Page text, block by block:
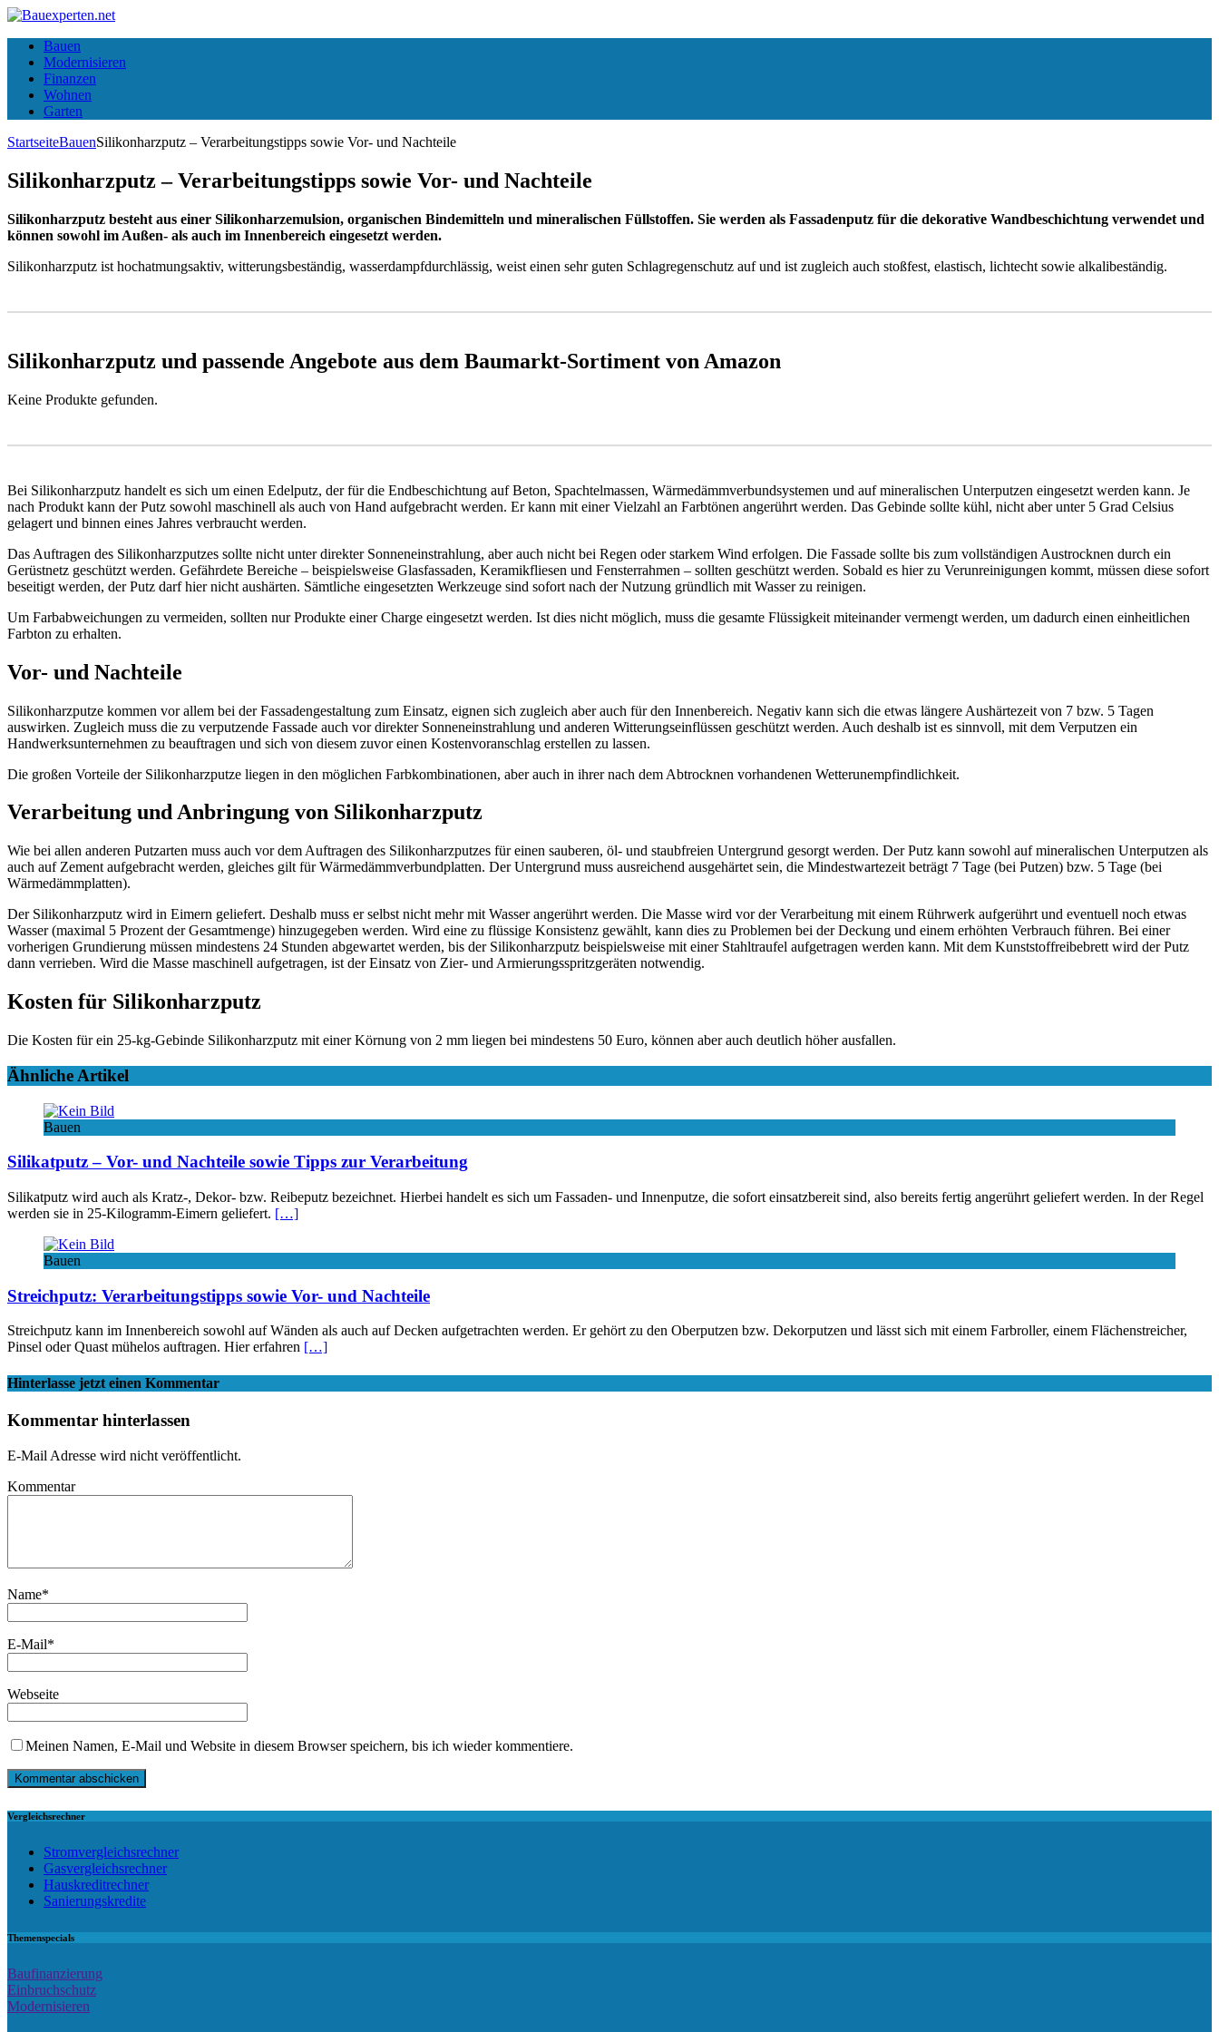
Bauen
Modernisieren
Finanzen
Wohnen
Garten
StartseiteBauenSilikonharzputz – Verarbeitungstipps sowie Vor- und Nachteile
Silikonharzputz – Verarbeitungstipps sowie Vor- und Nachteile
Silikonharzputz besteht aus einer Silikonharzemulsion, organischen Bindemitteln und mineralischen Füllstoffen. Sie werden als Fassadenputz für die dekorative Wandbeschichtung verwendet und
können sowohl im Außen- als auch im Innenbereich eingesetzt werden.
Silikonharzputz ist hochatmungsaktiv, witterungsbeständig, wasserdampfdurchlässig, weist einen sehr guten Schlagregenschutz auf und ist zugleich auch stoßfest, elastisch, lichtecht sowie alkalibeständig.
Silikonharzputz und passende Angebote aus dem Baumarkt-Sortiment von Amazon
Keine Produkte gefunden.
Bei Silikonharzputz handelt es sich um einen Edelputz, der für die Endbeschichtung auf Beton, Spachtelmassen, Wärmedämmverbundsystemen und auf mineralischen Unterputzen eingesetzt werden kann. Je
nach Produkt kann der Putz sowohl maschinell als auch von Hand aufgebracht werden. Er kann mit einer Vielzahl an Farbtönen angerührt werden. Das Gebinde sollte kühl, nicht aber unter 5 Grad Celsius
gelagert und binnen eines Jahres verbraucht werden.
Das Auftragen des Silikonharzputzes sollte nicht unter direkter Sonneneinstrahlung, aber auch nicht bei Regen oder starkem Wind erfolgen. Die Fassade sollte bis zum vollständigen Austrocknen durch ein
Gerüstnetz geschützt werden. Gefährdete Bereiche – beispielsweise Glasfassaden, Keramikfliesen und Fensterrahmen – sollten geschützt werden. Sobald es hier zu Verunreinigungen kommt, müssen diese sofort
beseitigt werden, der Putz darf hier nicht aushärten. Sämtliche eingesetzten Werkzeuge sind sofort nach der Nutzung gründlich mit Wasser zu reinigen.
Um Farbabweichungen zu vermeiden, sollten nur Produkte einer Charge eingesetzt werden. Ist dies nicht möglich, muss die gesamte Flüssigkeit miteinander vermengt werden, um dadurch einen einheitlichen
Farbton zu erhalten.
Vor- und Nachteile
Silikonharzputze kommen vor allem bei der Fassadengestaltung zum Einsatz, eignen sich zugleich aber auch für den Innenbereich. Negativ kann sich die etwas längere Aushärtezeit von 7 bzw. 5 Tagen
auswirken. Zugleich muss die zu verputzende Fassade auch vor direkter Sonneneinstrahlung und anderen Witterungseinflüssen geschützt werden. Auch deshalb ist es sinnvoll, mit dem Verputzen ein
Handwerksunternehmen zu beauftragen und sich von diesem zuvor einen Kostenvoranschlag erstellen zu lassen.
Die großen Vorteile der Silikonharzputze liegen in den möglichen Farbkombinationen, aber auch in ihrer nach dem Abtrocknen vorhandenen Wetterunempfindlichkeit.
Verarbeitung und Anbringung von Silikonharzputz
Wie bei allen anderen Putzarten muss auch vor dem Auftragen des Silikonharzputzes für einen sauberen, öl- und staubfreien Untergrund gesorgt werden. Der Putz kann sowohl auf mineralischen Unterputzen als
auch auf Zement aufgebracht werden, gleiches gilt für Wärmedämmverbundplatten. Der Untergrund muss ausreichend ausgehärtet sein, die Mindestwartezeit beträgt 7 Tage (bei Putzen) bzw. 5 Tage (bei
Wärmedämmplatten).
Der Silikonharzputz wird in Eimern geliefert. Deshalb muss er selbst nicht mehr mit Wasser angerührt werden. Die Masse wird vor der Verarbeitung mit einem Rührwerk aufgerührt und eventuell noch etwas
Wasser (maximal 5 Prozent der Gesamtmenge) hinzugegeben werden. Wird eine zu flüssige Konsistenz gewählt, kann dies zu Problemen bei der Deckung und einem erhöhten Verbrauch führen. Bei einer
vorherigen Grundierung müssen mindestens 24 Stunden abgewartet werden, bis der Silikonharzputz beispielsweise mit einer Stahltraufel aufgetragen werden kann. Mit dem Kunststoffreibebrett wird der Putz
dann verrieben. Wird die Masse maschinell aufgetragen, ist der Einsatz von Zier- und Armierungsspritzgeräten notwendig.
Kosten für Silikonharzputz
Die Kosten für ein 25-kg-Gebinde Silikonharzputz mit einer Körnung von 2 mm liegen bei mindestens 50 Euro, können aber auch deutlich höher ausfallen.
Ähnliche Artikel
Bauen
Silikatputz – Vor- und Nachteile sowie Tipps zur Verarbeitung
Silikatputz wird auch als Kratz-, Dekor- bzw. Reibeputz bezeichnet. Hierbei handelt es sich um Fassaden- und Innenputze, die sofort einsatzbereit sind, also bereits fertig angerührt geliefert werden. In der Regel
werden sie in 25-Kilogramm-Eimern geliefert. […]
Bauen
Streichputz: Verarbeitungstipps sowie Vor- und Nachteile
Streichputz kann im Innenbereich sowohl auf Wänden als auch auf Decken aufgetrachten werden. Er gehört zu den Oberputzen bzw. Dekorputzen und lässt sich mit einem Farbroller, einem Flächenstreicher,
Pinsel oder Quast mühelos auftragen. Hier erfahren […]
Hinterlasse jetzt einen Kommentar
Kommentar hinterlassen
E-Mail Adresse wird nicht veröffentlicht.
Kommentar
Name*
E-Mail*
Webseite
Meinen Namen, E-Mail und Website in diesem Browser speichern, bis ich wieder kommentiere.
Vergleichsrechner
Stromvergleichsrechner
Gasvergleichsrechner
Hauskreditrechner
Sanierungskredite
Themenspecials
Baufinanzierung
Einbruchschutz
Modernisieren